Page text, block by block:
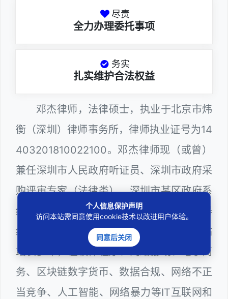
尽责
全力办理委托事项
务实
扎实维护合法权益
邓杰律师，法律硕士，执业于北京市炜
衡（深圳）律师事务所，律师执业证号为14
403201810022100。邓杰律师现（或曾）
兼任深圳市人民政府听证员、深圳市政府采
购评审专家（法律类），深圳市某区政府系
统公职律师、WEB前端开发和 WEB服务器
维护工程师、计算机信息网络安全员和网站
站长多年，在软件程序、网络游戏、电子商
务、区块链数字货币、数据合规、网络不正
当竞争、人工智能、网络暴力等IT互联网和
个人信息保护声明
访问本站需同意使用cookie技术以改进用户体验。
同意后关闭